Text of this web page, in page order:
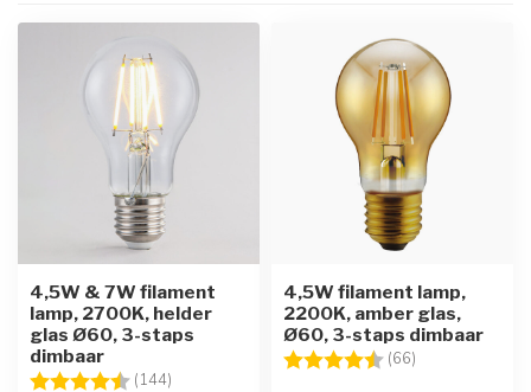
4,5W & 7W filament
lamp, 2700K, helder
glas Ø60, 3-staps
dimbaar
Beoordeling: (144)
4,5W filament lamp,
2200K, amber glas,
Ø60, 3-staps dimbaar
Beoordeling: (66)